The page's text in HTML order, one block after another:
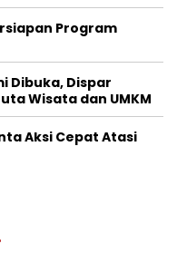
Program
Dibuka, Dispar
Wisata dan UMKM
Aksi Cepat Atasi